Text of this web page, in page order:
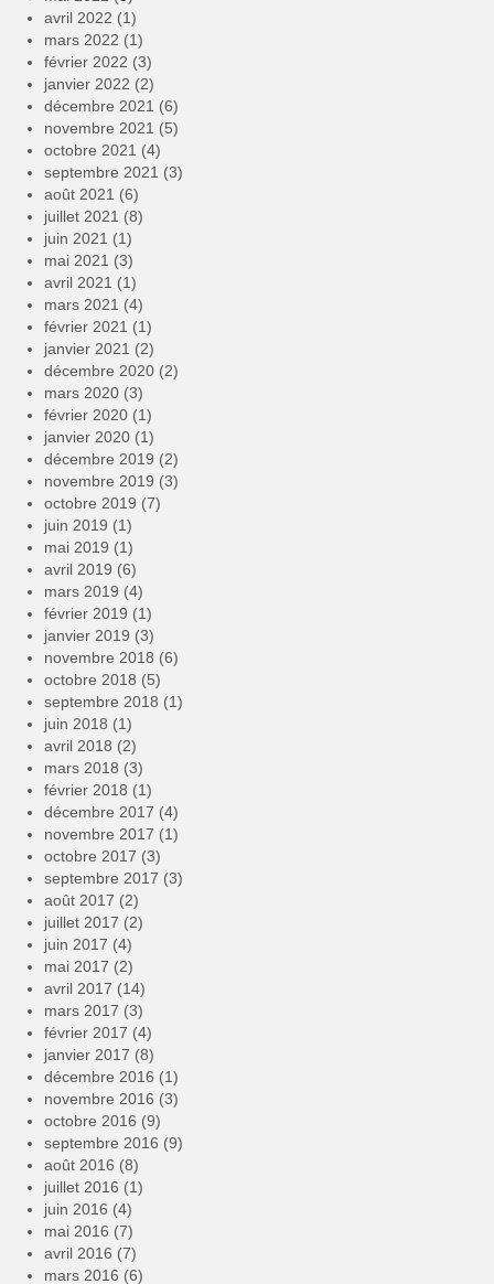
avril 2022 (1)
mars 2022 (1)
février 2022 (3)
janvier 2022 (2)
décembre 2021 (6)
novembre 2021 (5)
octobre 2021 (4)
septembre 2021 (3)
août 2021 (6)
juillet 2021 (8)
juin 2021 (1)
mai 2021 (3)
avril 2021 (1)
mars 2021 (4)
février 2021 (1)
janvier 2021 (2)
décembre 2020 (2)
mars 2020 (3)
février 2020 (1)
janvier 2020 (1)
décembre 2019 (2)
novembre 2019 (3)
octobre 2019 (7)
juin 2019 (1)
mai 2019 (1)
avril 2019 (6)
mars 2019 (4)
février 2019 (1)
janvier 2019 (3)
novembre 2018 (6)
octobre 2018 (5)
septembre 2018 (1)
juin 2018 (1)
avril 2018 (2)
mars 2018 (3)
février 2018 (1)
décembre 2017 (4)
novembre 2017 (1)
octobre 2017 (3)
septembre 2017 (3)
août 2017 (2)
juillet 2017 (2)
juin 2017 (4)
mai 2017 (2)
avril 2017 (14)
mars 2017 (3)
février 2017 (4)
janvier 2017 (8)
décembre 2016 (1)
novembre 2016 (3)
octobre 2016 (9)
septembre 2016 (9)
août 2016 (8)
juillet 2016 (1)
juin 2016 (4)
mai 2016 (7)
avril 2016 (7)
mars 2016 (6)